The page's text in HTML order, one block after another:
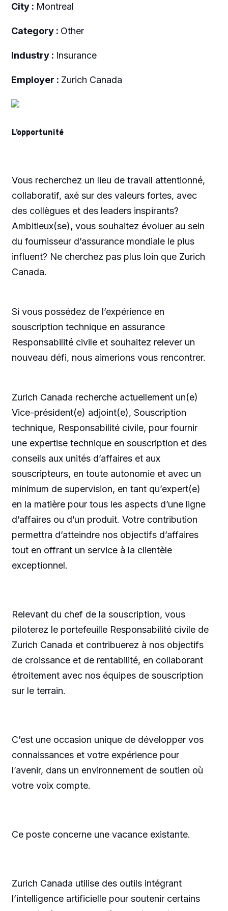
City : Montreal
Category : Other
Industry : Insurance
Employer : Zurich Canada
L’opportunité
Vous recherchez un lieu de travail attentionné,
collaboratif, axé sur des valeurs fortes, avec
des collègues et des leaders inspirants?
Ambitieux(se), vous souhaitez évoluer au sein
du fournisseur d’assurance mondiale le plus
influent? Ne cherchez pas plus loin que Zurich
Canada.
Si vous possédez de l’expérience en
souscription technique en assurance
Responsabilité civile et souhaitez relever un
nouveau défi, nous aimerions vous rencontrer.
Zurich Canada recherche actuellement un(e)
Vice-président(e) adjoint(e), Souscription
technique, Responsabilité civile, pour fournir
une expertise technique en souscription et des
conseils aux unités d’affaires et aux
souscripteurs, en toute autonomie et avec un
minimum de supervision, en tant qu’expert(e)
en la matière pour tous les aspects d’une ligne
d’affaires ou d’un produit. Votre contribution
permettra d’atteindre nos objectifs d’affaires
tout en offrant un service à la clientèle
exceptionnel.
Relevant du chef de la souscription, vous
piloterez le portefeuille Responsabilité civile de
Zurich Canada et contribuerez à nos objectifs
de croissance et de rentabilité, en collaborant
étroitement avec nos équipes de souscription
sur le terrain.
C’est une occasion unique de développer vos
connaissances et votre expérience pour
l’avenir, dans un environnement de soutien où
votre voix compte.
Ce poste concerne une vacance existante.
Zurich Canada utilise des outils intégrant
l’intelligence artificielle pour soutenir certains